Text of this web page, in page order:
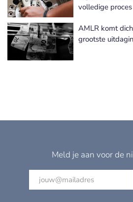
volledige proces
AMLR komt
grootste
Meld je aan voor de